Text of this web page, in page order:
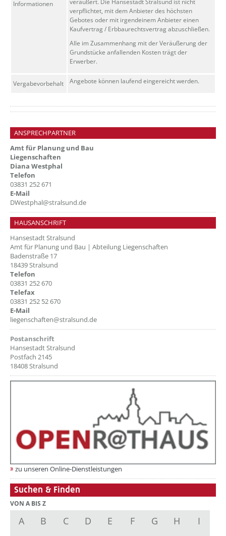
Informationen
veräußert. Die Hansestadt Stralsund ist nicht
verpflichtet, mit dem Anbieter des höchsten
Gebotes oder mit irgendeinem Anbieter einen
Kaufvertrag / Erbbaurechtsvertrag abzuschließen.
Alle im Zusammenhang mit der Veräußerung der
Grundstücke anfallenden Kosten trägt der
Erwerber.
Vergabevorbehalt Angebote können laufend eingereicht werden.
ANSPRECHPARTNER
Amt für Planung und Bau
Liegenschaften
Diana Westphal
Telefon
03831 252 671
E-Mail
DWestphal@stralsund.de
HAUSANSCHRIFT
Hansestadt Stralsund
Amt für Planung und Bau | Abteilung Liegenschaften
Badenstraße 17
18439 Stralsund
Telefon
03831 252 670
Telefax
03831 252 52 670
E-Mail
liegenschaften@stralsund.de
Postanschrift
Hansestadt Stralsund
Postfach 2145
18408 Stralsund
zu unseren Online-Dienstleistungen
Suchen & Finden
VON A BIS Z
A B C D E F G H
I